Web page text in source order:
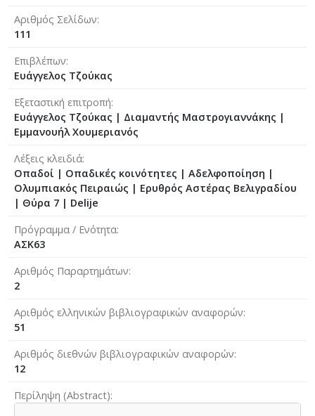
Αριθμός Σελίδων
111
Επιβλέπων
Ευάγγελος Τζούκας
Εξεταστική επιτροπή
Ευάγγελος Τζούκας | Διαμαντής Μαστρογιαννάκης |
Εμμανουήλ Χουμεριανός
Λέξεις κλειδιά
Οπαδοί | Οπαδικές κοινότητες | Αδελφοποίηση |
Ολυμπιακός Πειραιώς | Ερυθρός Αστέρας Βελιγραδίου
| Θύρα 7 | Delije
Πρόγραμμα / Ενότητα
ΑΣΚ63
Αριθμός Παραρτημάτων
2
Αριθμός ελληνικών βιβλιογραφικών αναφορών
51
Αριθμός διεθνών βιβλιογραφικών αναφορών
12
Περίληψη (Abstract)